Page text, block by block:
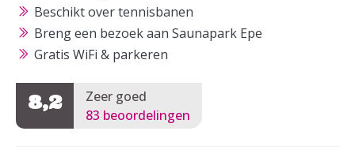
Beschikt over tennisbanen
Breng een bezoek aan Saunapark Epe
Gratis WiFi & parkeren
8,2
Zeer goed
83 beoordelingen